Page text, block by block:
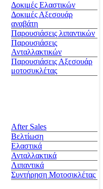
Δοκιμές Ελαστικών
Δοκιμές Αξεσουάρ
αναβάτη
Παρουσιάσεις λιπαντικών
Παρουσιάσεις
Ανταλλακτικών
Παρουσιάσεις Αξεσουάρ
μοτοσυκλέτας
Αfter Sales
Βελτίωση
Ελαστικά
Ανταλλακτικά
Λιπαντικά
Συντήρηση Μοτοσικλέτας